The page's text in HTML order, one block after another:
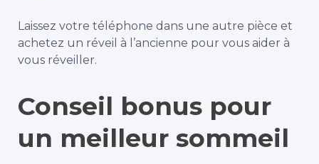
Laissez votre téléphone dans une autre pièce et
achetez un réveil à l’ancienne pour vous aider à
vous réveiller.
Conseil bonus pour
un meilleur sommeil